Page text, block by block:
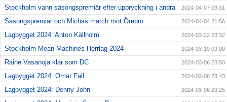
Stockholm vann säsongspremiär efter uppryckning i andra 2024-04-07 09:31
Säsongspremiär och Michas match mot Örebro 2024-04-04 21:56
Lagbygget 2024: Anton Källholm 2024-03-22 23:32
Stockholm Mean Machines Herrlag 2024 2024-03-19 09:00
Raine Vasanoja klar som DC 2024-03-06 23:50
Lagbygget 2024: Omar Fall 2024-03-06 23:43
Lagbygget 2024: Denny John 2024-03-06 23:25